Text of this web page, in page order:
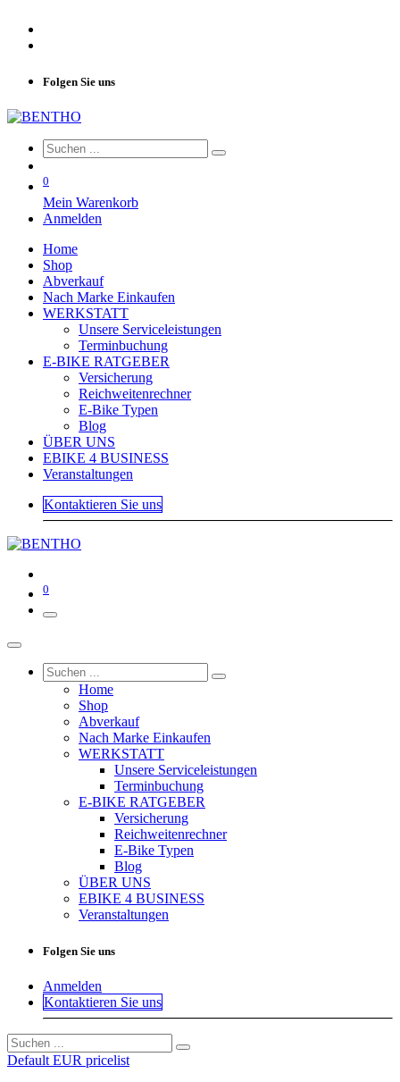
Folgen Sie uns
0
Mein Warenkorb
Anmelden
Home
Shop
Abverkauf
Nach Marke Einkaufen
WERKSTATT
Unsere Serviceleistungen
Terminbuchung
E-BIKE RATGEBER
Versicherung
Reichweitenrechner
E-Bike Typen
Blog
ÜBER UNS
EBIKE 4 BUSINESS
Veranstaltungen
Kontaktieren Sie uns
0
Home
Shop
Abverkauf
Nach Marke Einkaufen
WERKSTATT
Unsere Serviceleistungen
Terminbuchung
E-BIKE RATGEBER
Versicherung
Reichweitenrechner
E-Bike Typen
Blog
ÜBER UNS
EBIKE 4 BUSINESS
Veranstaltungen
Folgen Sie uns
Anmelden
Kontaktieren Sie uns
Default EUR pricelist